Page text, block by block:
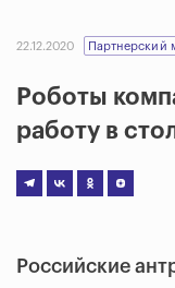
22.12.2020 Партнерский
Роботы
работу в
Российские